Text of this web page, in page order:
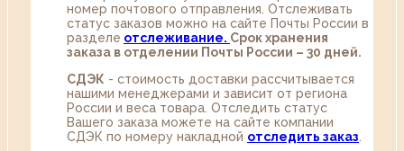
номер почтового отправления. Отслеживать
статус заказов можно на сайте Почты России в
разделе oтслеживание. Срок хранения
заказа в отделении Почты России – 30 дней.
СДЭК - стоимость доставки рассчитывается
нашими менеджерами и зависит от региона
России и веса товара. Отследить статус
Вашего заказа можете на сайте компании
СДЭК по номеру накладной отследить заказ